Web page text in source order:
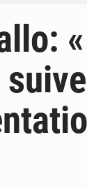
africains : la
U18 : Le Mali